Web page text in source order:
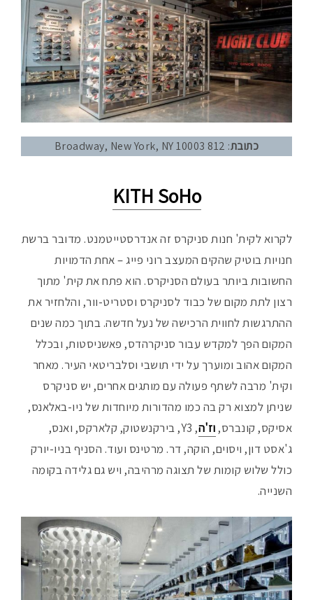
כתובת: 812 Broadway, New York, NY 10003
KITH SoHo
לקרוא לקית' חנות סניקרס זה אנדרסטייטמנט. מדובר ברשת
חנויות בוטיק שהקים המעצב רוני פייג – אחת הדמויות
החשובות ביותר בעולם הסניקרס. הוא פתח את קית' מתוך
רצון לתת מקום של כבוד לסניקרס וסטריט-וור, והלחזיר את
ההתרגשות לחווית הרכישה של נעל חדשה. בתוך כמה שנים
המקום הפך למקדש עבור סניקרהדס, פאשניסטות, ובכלל
המקום אהוב ומוערך על ידי תושבי וסלבריטאי העיר. מאחר
וקית' מרבה לשתף פעולה עם מותגים אחרים, יש סניקרס
שניתן למצוא רק בה כמו מהדורות מיוחדות של ניו-באלאנס,
אסיקס, קונברס, וז'ה
, Y3, בירקנשטוק, קלארקס, ואנס,
ג'אסט דון, ויסוים, הוקה, דר. מרטינס ועוד. הסניף בניו-יורק
כולל שלוש קומות של תצוגה מרהיבה, ויש גם גלידה בקומה
השנייה.